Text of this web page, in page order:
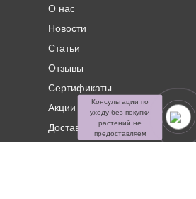
О нас
Новости
Статьи
Отзывы
Сертификаты
Акции и скидки
Доставка и оплата
Консультации по
уходу без покупки
растений не
предоставляем